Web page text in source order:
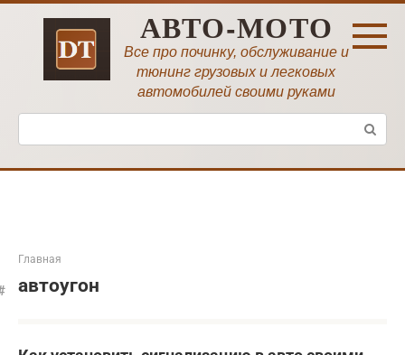
Перейти
АВТО-МОТО
Все про починку, обслуживание и
тюнинг грузовых и легковых
автомобилей своими руками
Поиск:
Главная
автоугон